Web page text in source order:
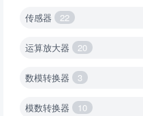
传感器 22
运算放大器 20
数模转换器 3
模数转换器 10